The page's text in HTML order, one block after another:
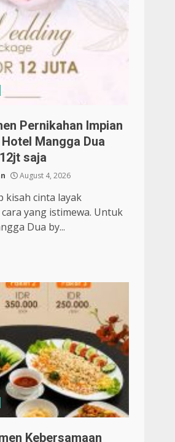
Pernikahan Impian
Mangga Dua
saja
August 4, 2026
kisah cinta layak
yang istimewa. Untuk
Dua by...
Kebersamaan